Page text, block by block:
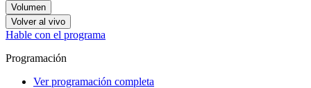
Volumen
Volver al vivo
Hable con el programa
Programación
Ver programación completa